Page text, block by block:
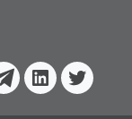
Telegram
Linkedin
Twitter